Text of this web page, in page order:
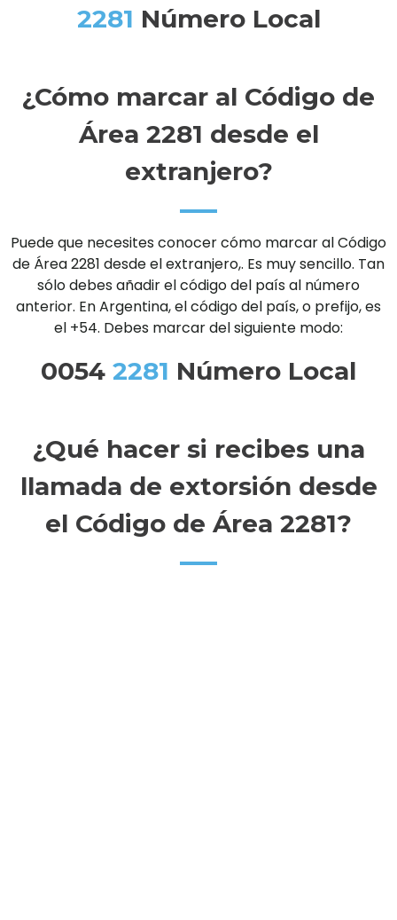
2281 Número Local
¿Cómo marcar al Código de
Área 2281 desde el
extranjero?
Puede que necesites conocer cómo marcar al Código
de Área 2281 desde el extranjero,. Es muy sencillo. Tan
sólo debes añadir el código del país al número
anterior. En Argentina, el código del país, o prefijo, es
el +54. Debes marcar del siguiente modo:
0054 2281 Número Local
¿Qué hacer si recibes una
llamada de extorsión desde
el Código de Área 2281?